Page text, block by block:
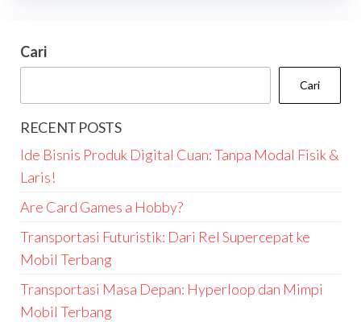
Cari
Cari
RECENT POSTS
Ide Bisnis Produk Digital Cuan: Tanpa Modal Fisik &
Laris!
Are Card Games a Hobby?
Transportasi Futuristik: Dari Rel Supercepat ke
Mobil Terbang
Transportasi Masa Depan: Hyperloop dan Mimpi
Mobil Terbang